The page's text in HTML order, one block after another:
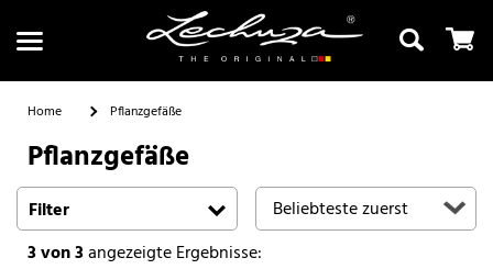
Suchen
Home Pflanzgefäße
Pflanzgefäße
Filter
3von 3angezeigte Ergebnisse: